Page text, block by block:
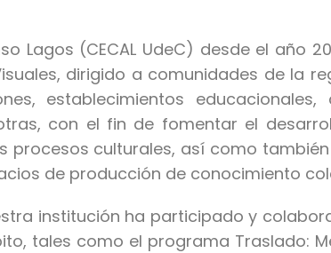
Lagos (CECAL UdeC) desde el año
dirigido a comunidades de la
establecimientos
con el fin de fomentar el
procesos culturales, así como
de producción de conocimiento
institución ha participado y
tales como el programa Traslado: